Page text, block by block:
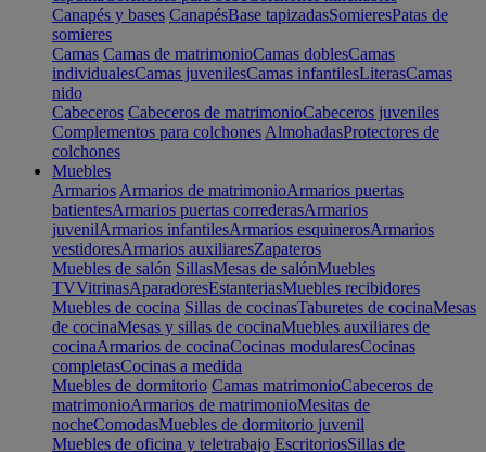
Canapés y bases CanapésBase tapizadasSomieresPatas de
somieres
Camas Camas de matrimonioCamas doblesCamas
individualesCamas juvenilesCamas infantilesLiterasCamas
nido
Cabeceros Cabeceros de matrimonioCabeceros juveniles
Complementos para colchones AlmohadasProtectores de
colchones
Muebles
Armarios Armarios de matrimonioArmarios puertas
batientesArmarios puertas correderasArmarios
juvenilArmarios infantilesArmarios esquinerosArmarios
vestidoresArmarios auxiliaresZapateros
Muebles de salón SillasMesas de salónMuebles
TVVitrinasAparadoresEstanteriasMuebles recibidores
Muebles de cocina Sillas de cocinasTaburetes de cocinaMesas
de cocinaMesas y sillas de cocinaMuebles auxiliares de
cocinaArmarios de cocinaCocinas modularesCocinas
completasCocinas a medida
Muebles de dormitorio Camas matrimonioCabeceros de
matrimonioArmarios de matrimonioMesitas de
nocheComodasMuebles de dormitorio juvenil
Muebles de oficina y teletrabajo EscritoriosSillas de